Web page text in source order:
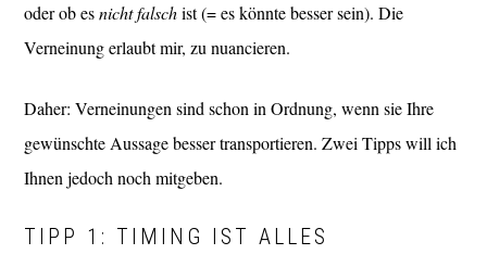
oder ob esnicht falschist (= es könnte besser sein). Die
Verneinung erlaubt mir, zu nuancieren.
Daher: Verneinungen sind schon in Ordnung, wenn sie Ihre
gewünschte Aussage besser transportieren. Zwei Tipps will ich
Ihnen jedoch noch mitgeben.
TIPP 1: TIMING IST ALLES